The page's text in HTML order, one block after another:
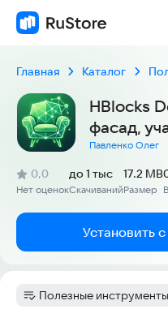
Главная Каталог
HBlocks
фасад,
Павленко Олег
Рейтинг:
0,0
(
Нет оценок
)
Скачиваний
до 1 тыс
Размер
17.2 MB
Установить
Категория:
Полезные инструменты